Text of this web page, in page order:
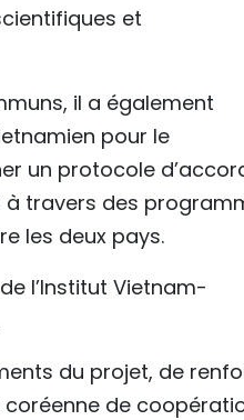
et
il a également
pour le
un protocole
travers des
les deux pays.
l’Institut Vietnam-
du projet, de
coréenne de